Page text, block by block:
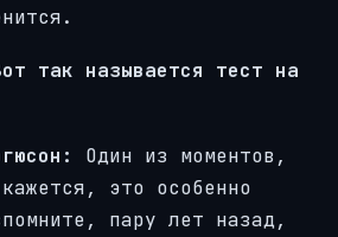
так называется тест на
Один из моментов,
это особенно
пару лет назад,